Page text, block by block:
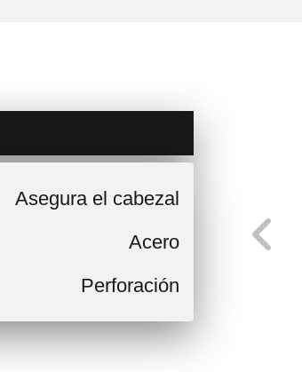
Asegura el cabezal
Acero
Perforación